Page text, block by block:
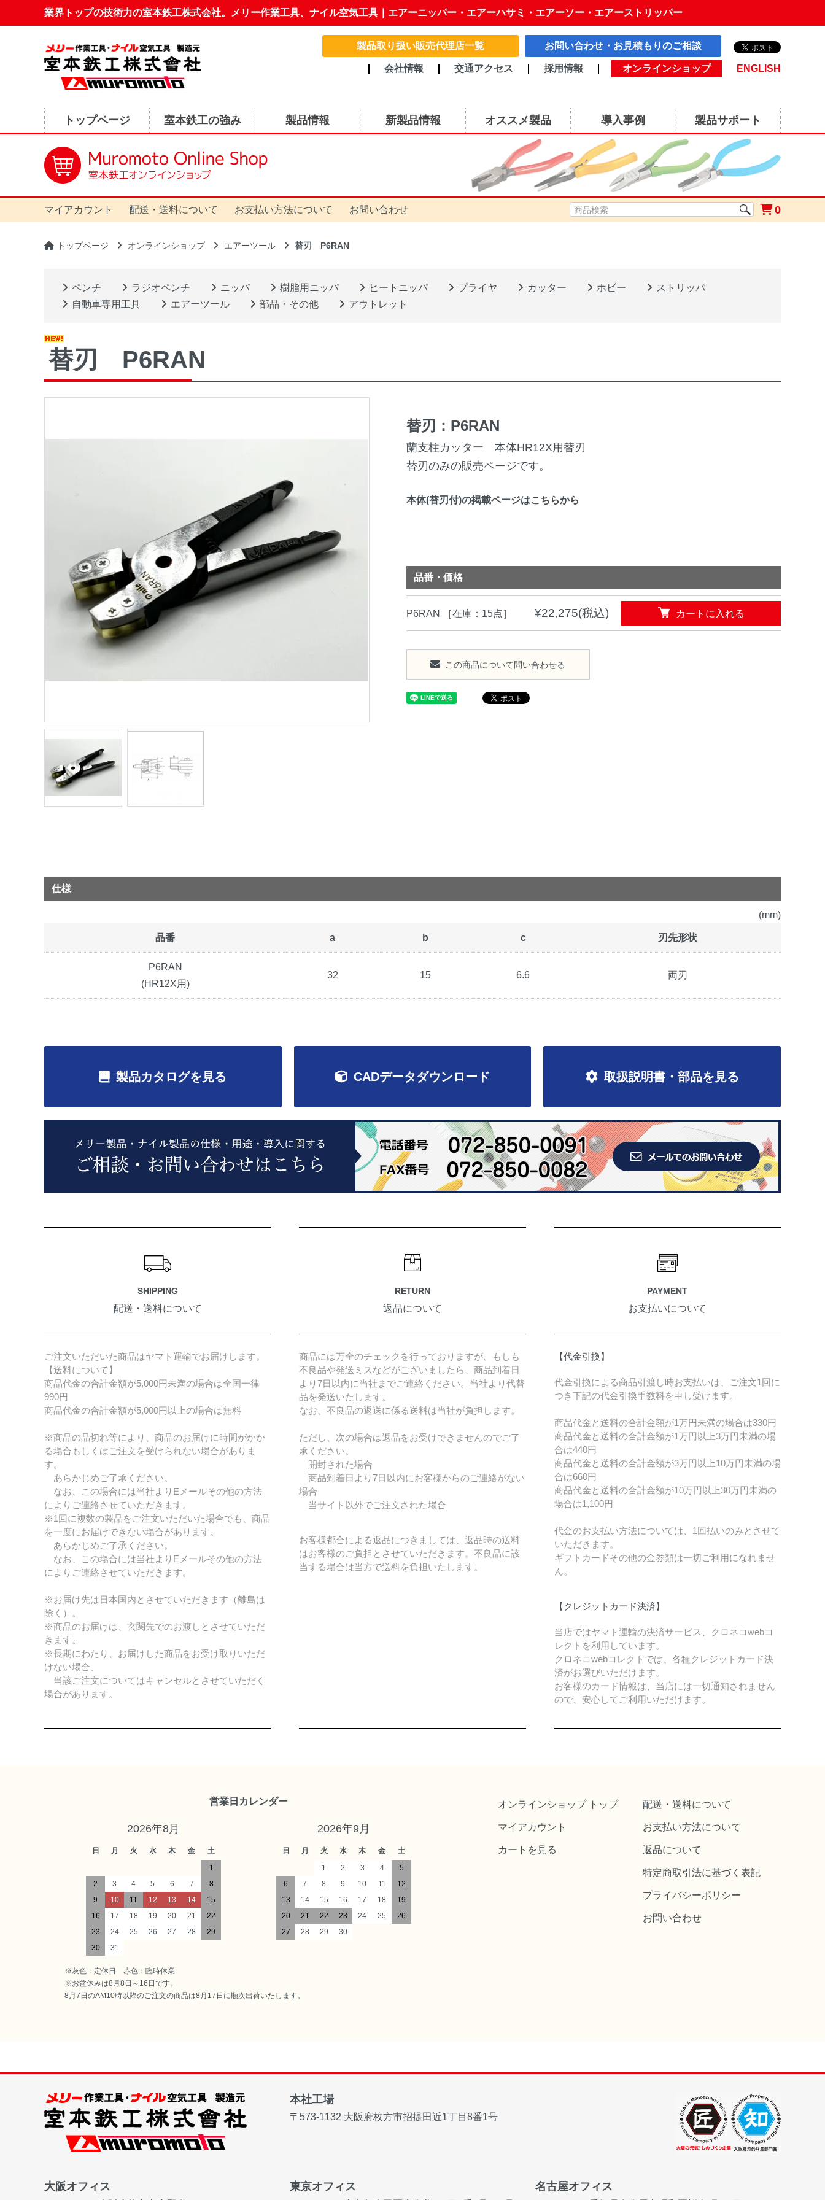
業界トップの技術力の室本鉄工株式会社。メリー作業工具、ナイル空気工具｜エアーニッパー・エアーハサミ・エアーソー・エアーストリッパー
製品取り扱い販売代理店一覧 お問い合わせ・お見積もりのご相談
会社情報 交通アクセス 採用情報 オンラインショップ ENGLISH
トップページ 室本鉄工の強み 製品情報 新製品情報 オススメ製品 導入事例 製品サポート
マイアカウント 配送・送料について お支払い方法について お問い合わせ 0
トップページ オンラインショップ エアーツール 替刃 P6RAN
ペンチ ラジオペンチ ニッパ 樹脂用ニッパ ヒートニッパ プライヤ カッター ホビー
ストリッパ
自動車専用工具
エアーツール 部品・その他 アウトレット
替刃 P6RAN
替刃：P6RAN
蘭支柱カッター 本体HR12X用替刃
替刃のみの販売ページです。
本体(替刃付)の掲載ページはこちらから
品番・価格
P6RAN ［在庫：15点］ ¥22,275(税込) カートに入れる
この商品について問い合わせる
仕様
(mm)
品番 a b c 刃先形状
P6RAN
(HR12X用)
32 15 6.6 両刃
製品カタログを見る CADデータダウンロード 取扱説明書・部品を見る
SHIPPING
配送・送料について
ご注文いただいた商品はヤマト運輸でお届けします。
【送料について】
商品代金の合計金額が5,000円未満の場合は全国一律
990円
商品代金の合計金額が5,000円以上の場合は無料
※商品の品切れ等により、商品のお届けに時間がかか
る場合もしくはご注文を受けられない場合がありま
す。
あらかじめご了承ください。
なお、この場合には当社よりEメールその他の方法
によりご連絡させていただきます。
※1回に複数の製品をご注文いただいた場合でも、商品
を一度にお届けできない場合があります。
あらかじめご了承ください。
なお、この場合には当社よりEメールその他の方法
によりご連絡させていただきます。
※お届け先は日本国内とさせていただきます（離島は
除く）。
※商品のお届けは、玄関先でのお渡しとさせていただ
きます。
※長期にわたり、お届けした商品をお受け取りいただ
けない場合、
当該ご注文についてはキャンセルとさせていただく
場合があります。
RETURN
返品について
商品には万全のチェックを行っておりますが、もしも
不良品や発送ミスなどがございましたら、商品到着日
より7日以内に当社までご連絡ください。当社より代替
品を発送いたします。
なお、不良品の返送に係る送料は当社が負担します。
ただし、次の場合は返品をお受けできませんのでご了
承ください。
開封された場合
商品到着日より7日以内にお客様からのご連絡がない
場合
当サイト以外でご注文された場合
お客様都合による返品につきましては、返品時の送料
はお客様のご負担とさせていただきます。不良品に該
当する場合は当方で送料を負担いたします。
PAYMENT
お支払いについて
【代金引換】
代金引換による商品引渡し時お支払いは、ご注文1回に
つき下記の代金引換手数料を申し受けます。
商品代金と送料の合計金額が1万円未満の場合は330円
商品代金と送料の合計金額が1万円以上3万円未満の場
合は440円
商品代金と送料の合計金額が3万円以上10万円未満の場
合は660円
商品代金と送料の合計金額が10万円以上30万円未満の
場合は1,100円
代金のお支払い方法については、1回払いのみとさせて
いただきます。
ギフトカードその他の金券類は一切ご利用になれませ
ん。
【クレジットカード決済】
当店ではヤマト運輸の決済サービス、クロネコwebコ
レクトを利用しています。
クロネコwebコレクトでは、各種クレジットカード決
済がお選びいただけます。
お客様のカード情報は、当店には一切通知されません
ので、安心してご利用いただけます。
営業日カレンダー
2026年8月
日 月 火 水 木 金
土
1
2
3 4 5 6 7
8
9
10 11 12 13 14
15
16
17 18 19 20 21
22
23
24 25 26 27 28
29
30
31
2026年9月
日 月 火 水 木 金
土
1
2 3 4
5
6
7 8 9 10 11
12
13
14 15 16 17 18
19
20
21 22 23 24 25
26
27
28 29 30
※灰色：定休日 赤色：臨時休業
※お盆休みは8月8日～16日です。
8月7日のAM10時以降のご注文の商品は8月17日に順次出荷いたします。
オンラインショップ トップ
マイアカウント
カートを見る
配送・送料について
お支払い方法について
返品について
特定商取引法に基づく表記
プライバシーポリシー
お問い合わせ
本社工場
〒573-1132 大阪府枚方市招提田近1丁目8番1号
大阪オフィス 東京オフィス 名古屋オフィス